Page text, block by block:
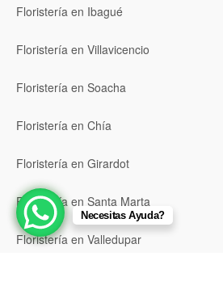
Floristería en Ibagué
Floristería en Villavicencio
Floristería en Soacha
Floristería en Chía
Floristería en Girardot
Floristería en Santa Marta
Floristería en Valledupar
Necesitas Ayuda?